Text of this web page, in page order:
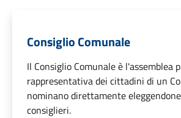
Consiglio Comunale
Il Consiglio Comunale è l'assemblea
rappresentativa dei cittadini di un
nominano direttamente
consiglieri.